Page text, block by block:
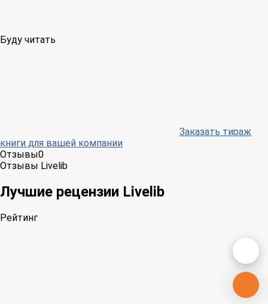
Буду читать
Заказать тираж
книги для вашей компании
Отзывы0
Отзывы Livelib
Лучшие рецензии Livelib
Рейтинг